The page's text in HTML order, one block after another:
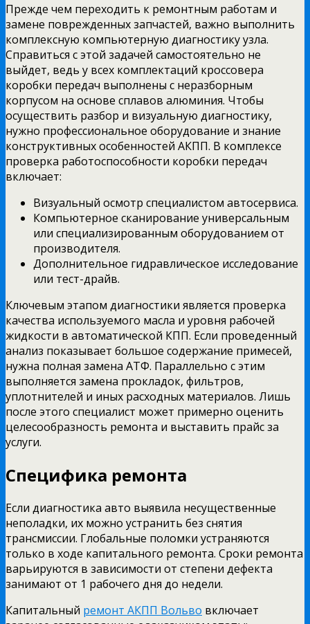
Прежде чем переходить к ремонтным работам и
замене поврежденных запчастей, важно выполнить
комплексную компьютерную диагностику узла.
Справиться с этой задачей самостоятельно не
выйдет, ведь у всех комплектаций кроссовера
коробки передач выполнены с неразборным
корпусом на основе сплавов алюминия. Чтобы
осуществить разбор и визуальную диагностику,
нужно профессиональное оборудование и знание
конструктивных особенностей АКПП. В комплексе
проверка работоспособности коробки передач
включает:
Визуальный осмотр специалистом автосервиса.
Компьютерное сканирование универсальным
или специализированным оборудованием от
производителя.
Дополнительное гидравлическое исследование
или тест-драйв.
Ключевым этапом диагностики является проверка
качества используемого масла и уровня рабочей
жидкости в автоматической КПП. Если проведенный
анализ показывает большое содержание примесей,
нужна полная замена АТФ. Параллельно с этим
выполняется замена прокладок, фильтров,
уплотнителей и иных расходных материалов. Лишь
после этого специалист может примерно оценить
целесообразность ремонта и выставить прайс за
услуги.
Специфика ремонта
Если диагностика авто выявила несущественные
неполадки, их можно устранить без снятия
трансмиссии. Глобальные поломки устраняются
только в ходе капитального ремонта. Сроки ремонта
варьируются в зависимости от степени дефекта
занимают от 1 рабочего дня до недели.
Капитальный ремонт АКПП Вольво включает